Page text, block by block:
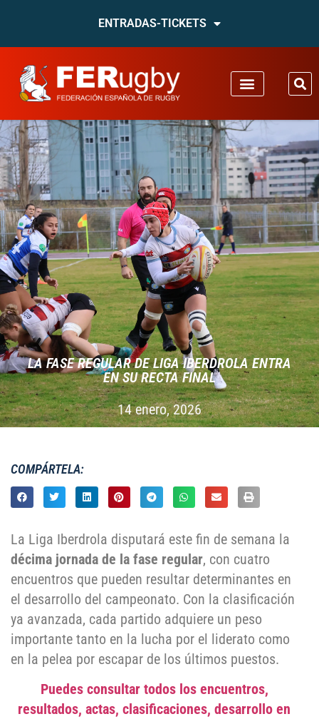
ENTRADAS-TICKETS
LA FASE REGULAR DE LIGA IBERDROLA ENTRA
EN SU RECTA FINAL
14 enero, 2026
COMPÁRTELA:
La Liga Iberdrola disputará este fin de semana la
décima jornada de la fase regular, con cuatro
encuentros que pueden resultar determinantes en
el desarrollo del campeonato. Con la clasificación
ya avanzada, cada partido adquiere un peso
importante tanto en la lucha por el liderato como
en la pelea por escapar de los últimos puestos.
Puedes consultar todos los encuentros,
resultados, actas, clasificaciones, desarrollo en